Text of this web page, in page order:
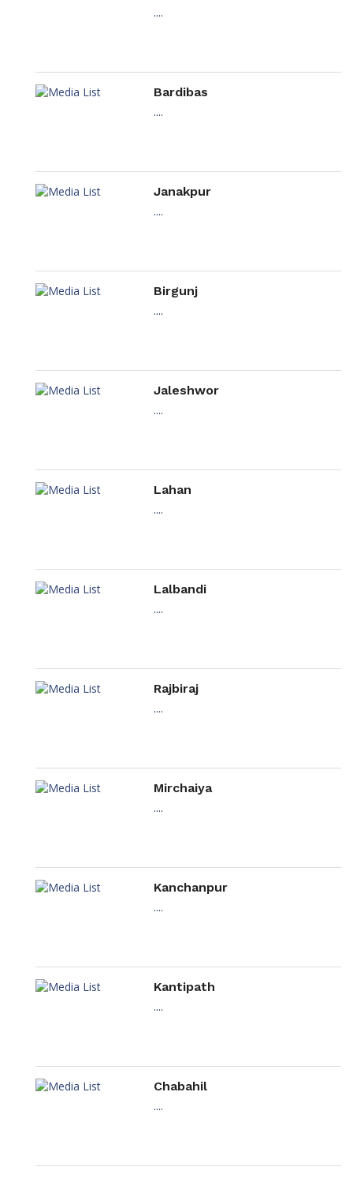
....
Bardibas
....
Janakpur
....
Birgunj
....
Jaleshwor
....
Lahan
....
Lalbandi
....
Rajbiraj
....
Mirchaiya
....
Kanchanpur
....
Kantipath
....
Chabahil
....